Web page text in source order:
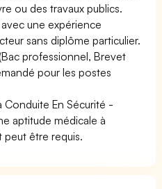
ou des travaux publics.
une expérience
sans diplôme particulier.
professionnel, Brevet
pour les postes
Conduite En Sécurité -
aptitude médicale à
être requis.